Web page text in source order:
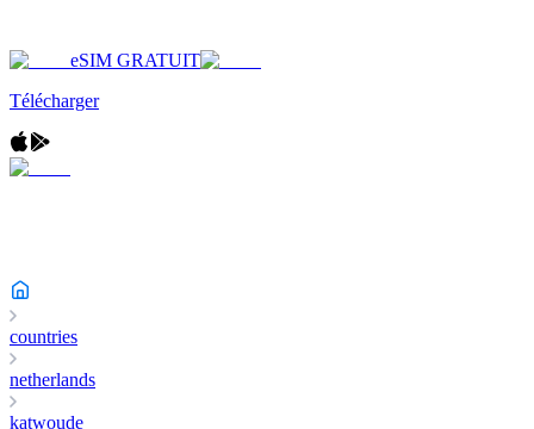
eSIM GRATUIT
Télécharger
countries
netherlands
katwoude